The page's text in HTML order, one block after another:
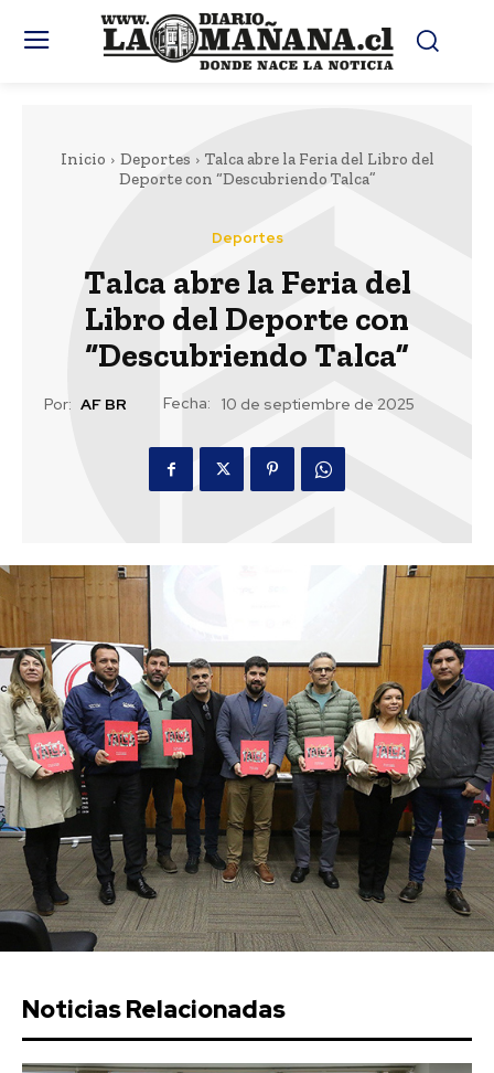
Inicio Deportes
Talca abre la Feria del Libro del
Deporte con “Descubriendo Talca”
Deportes
Talca abre la Feria del
Libro del Deporte con
“Descubriendo Talca”
Por: AF BR Fecha: 10 de septiembre de 2025
Noticias Relacionadas